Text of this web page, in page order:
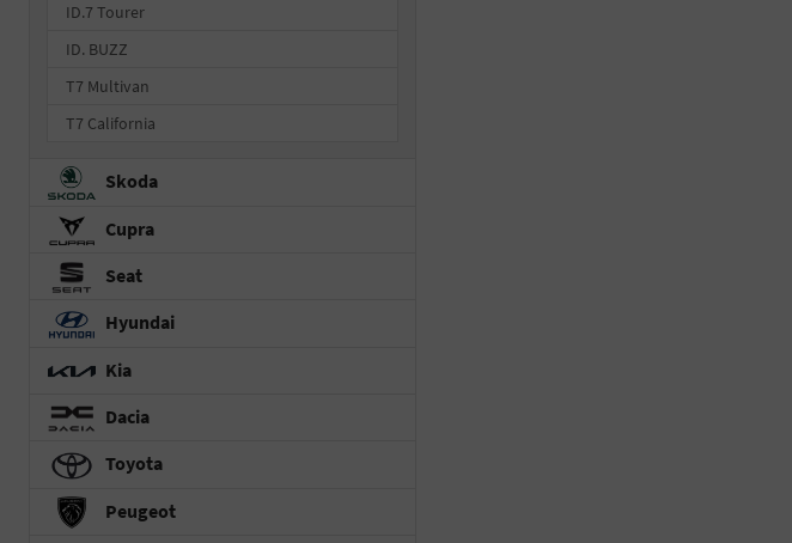
ID.7 Tourer
ID. BUZZ
T7 Multivan
T7 California
Skoda
Cupra
Seat
Hyundai
Kia
Dacia
Toyota
Peugeot